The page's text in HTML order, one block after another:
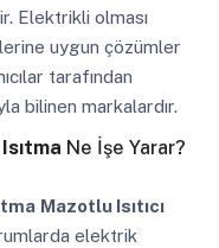
Elektrikli olması
uygun çözümler
tarafından
bilinen markalardır.
Ne İşe Yarar?
Mazotlu Isıtıcı
elektrik